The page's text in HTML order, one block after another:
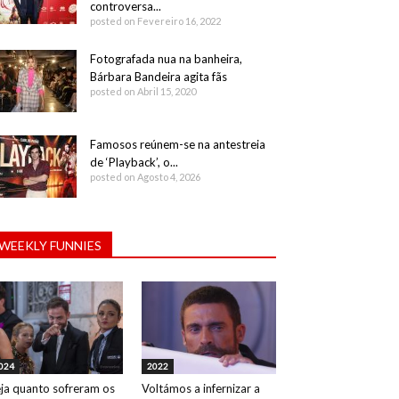
controversa...
posted on Fevereiro 16, 2022
Fotografada nua na banheira,
Bárbara Bandeira agita fãs
posted on Abril 15, 2020
Famosos reúnem-se na antestreia
de ‘Playback’, o...
posted on Agosto 4, 2026
FUNNIES
quanto sofreram os
2022
Voltámos a infernizar a